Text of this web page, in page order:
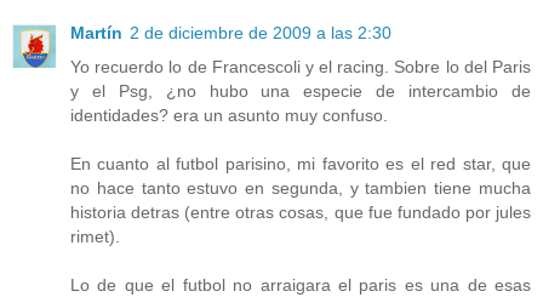
Martín 2 de diciembre de 2009 a las 2:30
Yo recuerdo lo de Francescoli y el racing. Sobre lo del Paris
y el Psg, ¿no hubo una especie de intercambio de
identidades? era un asunto muy confuso.
En cuanto al futbol parisino, mi favorito es el red star, que
no hace tanto estuvo en segunda, y tambien tiene mucha
historia detras (entre otras cosas, que fue fundado por jules
rimet).
Lo de que el futbol no arraigara el paris es una de esas